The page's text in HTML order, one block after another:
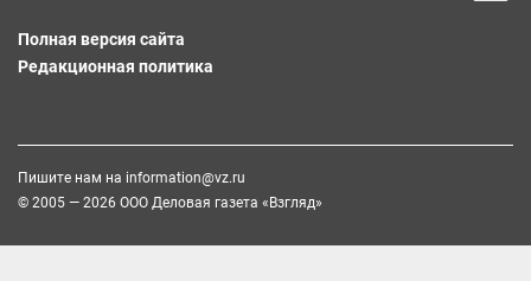
Полная версия сайта
Редакционная политика
Пишите нам на information@vz.ru
© 2005 — 2026 ООО Деловая газета «Взгляд»